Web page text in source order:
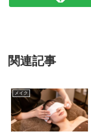
関連記事
メイク